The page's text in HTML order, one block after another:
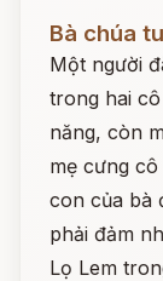
Bà chúa
Một người
trong hai
năng, còn
mẹ cưng
con của bà
phải đảm
Lọ Lem